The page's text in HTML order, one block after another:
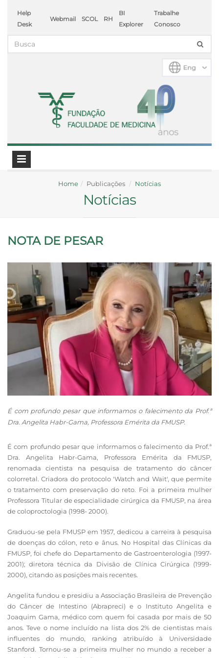
Help
Desk
Webmail SCOL RH
BI
Explorer
Trabalhe
Conosco
Home Publicações Notícias
Notícias
NOTA DE PESAR
É com profundo pesar que informamos o falecimento da Prof.ª
Dra. Angelita Habr-Gama, Professora Emérita da FMUSP.
É com profundo pesar que informamos o falecimento da Prof.ª
Dra. Angelita Habr-Gama, Professora Emérita da FMUSP,
renomada cientista na pesquisa de tratamento do câncer
colorretal. Criadora do protocolo 'Watch and Wait', que permite
o tratamento com preservação do reto. Foi a primeira mulher
Professora Titular de especialidade cirúrgica da FMUSP, na área
de coloproctologia (1998- 2000).
Graduou-se pela FMUSP em 1957, dedicou a carreira à pesquisa
de doenças do cólon, reto e ânus. No Hospital das Clínicas da
FMUSP, foi chefe do Departamento de Gastroenterologia (1997-
2001); diretora técnica da Divisão de Clínica Cirúrgica (1999-
2000), citando as posições mais recentes.
Angelita fundou e presidiu a Associação Brasileira de Prevenção
do Câncer de Intestino (Abrapreci) e o Instituto Angelita e
Joaquim Gama, médico com quem foi casada por mais de 50
anos. Teve o nome incluído na lista dos 2% de cientistas mais
influentes do mundo, ranking atribuído à Universidade
Stanford. Tornou-se a primeira mulher no mundo a receber a